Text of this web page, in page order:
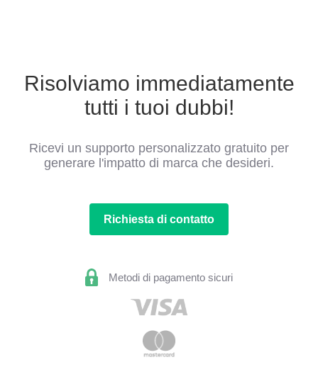
Risolviamo immediatamente
tutti i tuoi dubbi!
Ricevi un supporto personalizzato gratuito per
generare l'impatto di marca che desideri.
Richiesta di contatto
Metodi di pagamento sicuri